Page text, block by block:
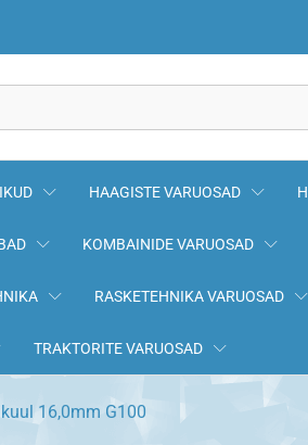
HAAGISTE VARUOSAD
KOMBAINIDE VARUOSAD
RASKETEHNIKA VARUOSAD
TRAKTORITE VARUOSAD
16,0mm G100